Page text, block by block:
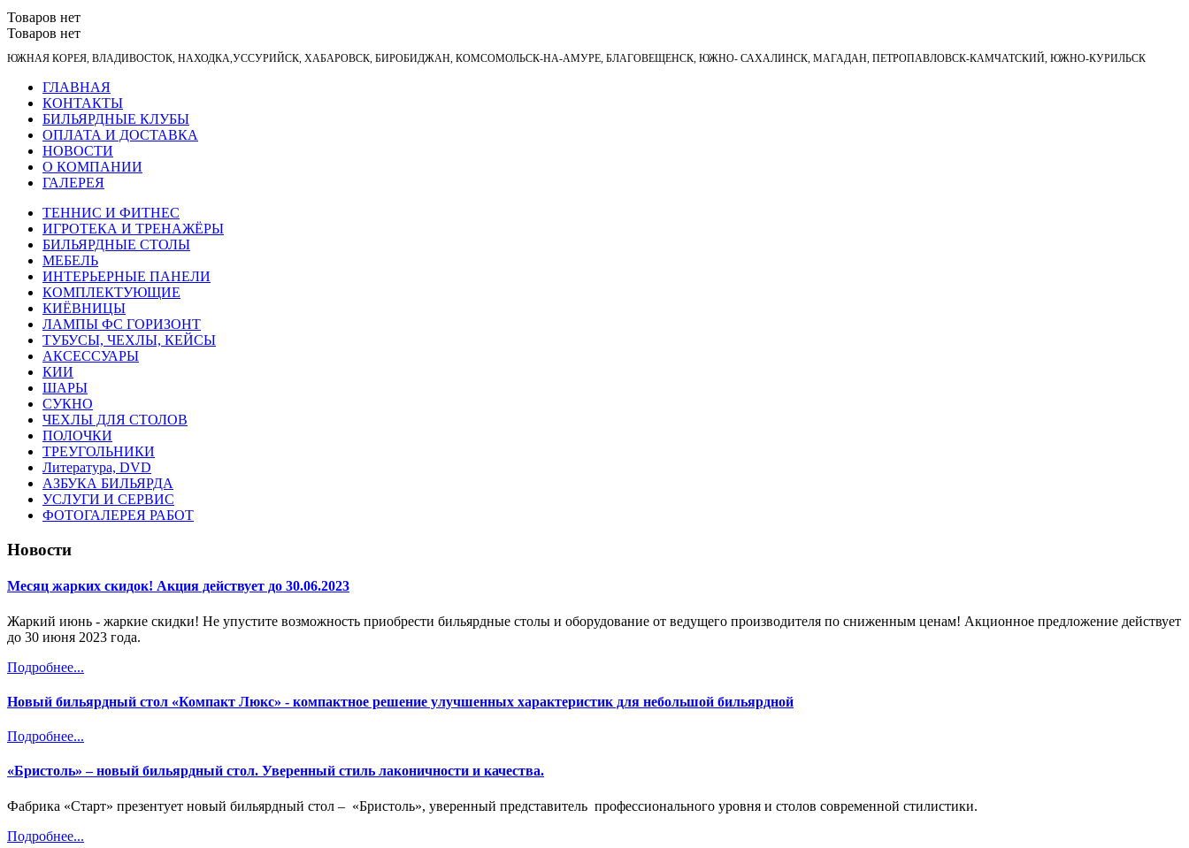
Товаров нет
Товаров нет
ЮЖНАЯ КОРЕЯ, ВЛАДИВОСТОК, НАХОДКА,УССУРИЙСК, ХАБАРОВСК, БИРОБИДЖАН, КОМСОМОЛЬСК-НА-АМУРЕ, БЛАГОВЕЩЕНСК, ЮЖНО- САХАЛИНСК, МАГАДАН, ПЕТРОПАВЛОВСК-КАМЧАТСКИЙ, ЮЖНО-КУРИЛЬСК
ГЛАВНАЯ
КОНТАКТЫ
БИЛЬЯРДНЫЕ КЛУБЫ
ОПЛАТА И ДОСТАВКА
НОВОСТИ
О КОМПАНИИ
ГАЛЕРЕЯ
ТЕННИС И ФИТНЕС
ИГРОТЕКА И ТРЕНАЖЁРЫ
БИЛЬЯРДНЫЕ СТОЛЫ
МЕБЕЛЬ
ИНТЕРЬЕРНЫЕ ПАНЕЛИ
КОМПЛЕКТУЮЩИЕ
КИЁВНИЦЫ
ЛАМПЫ ФС ГОРИЗОНТ
ТУБУСЫ, ЧЕХЛЫ, КЕЙСЫ
АКСЕССУАРЫ
КИИ
ШАРЫ
СУКНО
ЧЕХЛЫ ДЛЯ СТОЛОВ
ПОЛОЧКИ
ТРЕУГОЛЬНИКИ
Литература, DVD
АЗБУКА БИЛЬЯРДА
УСЛУГИ И СЕРВИС
ФОТОГАЛЕРЕЯ РАБОТ
Новости
Месяц жарких скидок! Акция действует до 30.06.2023
Жаркий июнь - жаркие скидки! Не упустите возможность приобрести бильярдные столы и оборудование от ведущего производителя по сниженным ценам! Акционное предложение действует
до 30 июня 2023 года.
Подробнее...
Новый бильярдный стол «Компакт Люкс» - компактное решение улучшенных характеристик для небольшой бильярдной
Подробнее...
«Бристоль» – новый бильярдный стол. Уверенный стиль лаконичности и качества.
Фабрика «Старт» презентует новый бильярдный стол – «Бристоль», уверенный представитель профессионального уровня и столов современной стилистики.
Подробнее...